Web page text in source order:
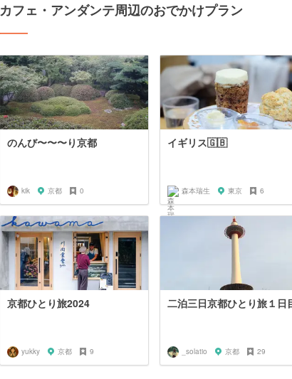
カフェ・アンダンテ周辺のおでかけプラン
のんび〜〜〜り京都
kik 京都 0
イギリス🇬🇧
森本瑞生 東京 6
京都ひとり旅2024
yukky 京都 9
二泊三日京都ひとり旅１日
_solatio 京都 29